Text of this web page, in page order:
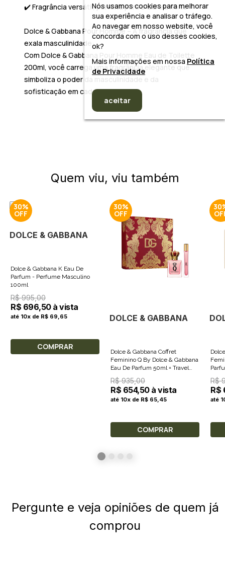
✔️ Fragrância versátil, perfeita para o dia e a noite
Dolce & Gabbana Pour Homme – A fragrância que
exala masculinidade:
Com Dolce & Gabbana Pour Homme Eau de Toilette
200ml, você carrega uma fragrância elegante que
simboliza o poder da masculinidade e da
sofisticação em cada nota.
Quem viu, viu também
30%
DOLCE & GABBANA
Dolce & Gabbana K Eau De
Parfum - Perfume Masculino
100ml
R$ 995,00
R$ 696,50 à vista
até 10x de R$ 69,65
COMPRAR
30%
DOLCE & GABBANA
Dolce & Gabbana Coffret
Feminino Q By Dolce & Gabbana
Eau De Parfum 50ml + Travel
Size 10ml
R$ 935,00
R$ 654,50 à vista
até 10x de R$ 65,45
COMPRAR
R$
R$
até
Pergunte e veja opiniões de quem já
comprou
Nós usamos cookies para melhorar
sua experiência e analisar o tráfego.
Ao navegar em nosso website, você
concorda com o uso desses cookies,
ok?
Mais informações em nossaPolítica
de Privacidade
aceitar